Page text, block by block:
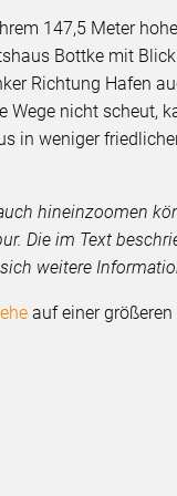
147,5 Meter
Bottke mit
Richtung Hafen
nicht scheut,
in weniger
hineinzoomen
Die im Text
weitere
auf einer